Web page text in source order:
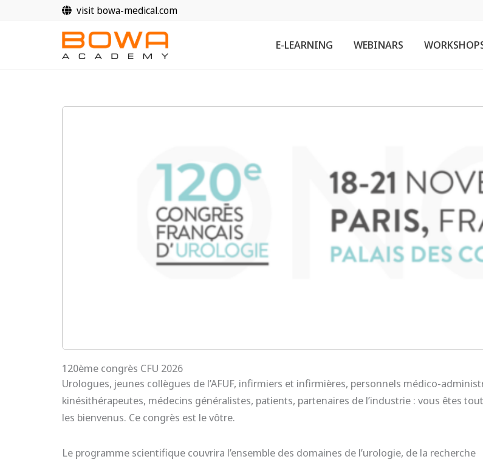
visit bowa-medical.com
E-LEARNING WEBINARS
120ème congrès CFU 2026
Urologues, jeunes collègues de l’AFUF, infirmiers et infirmières, personnels médico-
kinésithérapeutes, médecins généralistes, patients, partenaires de l’industrie : vous êtes
les bienvenus. Ce congrès est le vôtre.
Le programme scientifique couvrira l’ensemble des domaines de l’urologie, de la recherche